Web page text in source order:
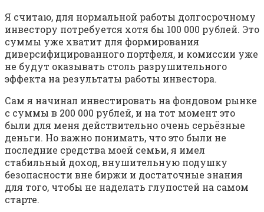
Я считаю, для нормальной работы долгосрочному
инвестору потребуется хотя бы 100 000 рублей. Это
суммы уже хватит для формирования
диверсифицированного портфеля, и комиссии уже
не будут оказывать столь разрушительного
эффекта на результаты работы инвестора.
Сам я начинал инвестировать на фондовом рынке
с суммы в 200 000 рублей, и на тот момент это
были для меня действительно очень серьёзные
деньги. Но важно понимать, что это были не
последние средства моей семьи, я имел
стабильный доход, внушительную подушку
безопасности вне биржи и достаточные знания
для того, чтобы не наделать глупостей на самом
старте.